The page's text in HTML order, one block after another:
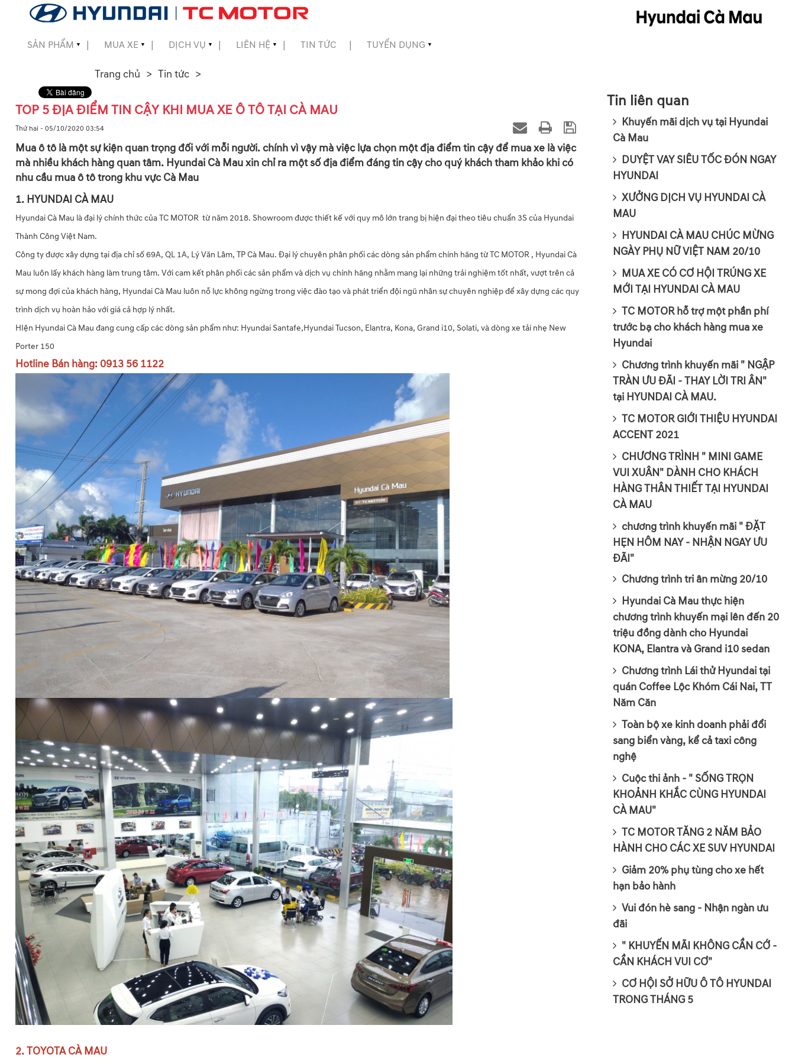
SẢN PHẨM ▼ MUA XE ▼ DỊCH VỤ ▼ LIÊN HỆ ▼ TIN TỨC TUYỂN DỤNG ▼
Trang chủ Tin tức
TOP 5 ĐỊA ĐIỂM TIN CẬY KHI MUA XE Ô TÔ TẠI CÀ MAU
Thứ hai - 05/10/2020 03:54
Mua ô tô là một sự kiện quan trọng đối với mỗi người. chính vì vậy mà việc lựa chọn một địa điểm tin cậy để mua xe là việc
mà nhiều khách hàng quan tâm. Hyundai Cà Mau xin chỉ ra một số địa điểm đáng tin cậy cho quý khách tham khảo khi có
nhu cầu mua ô tô trong khu vực Cà Mau
1. HYUNDAI CÀ MAU
Hyundai Cà Mau là đại lý chính thức của TC MOTOR từ năm 2018. Showroom được thiết kế với quy mô lớn trang bị hiện đại theo tiêu chuẩn 3S của Hyundai
Thành Công Việt Nam.
Công ty được xây dựng tại địa chỉ số 69A, QL 1A, Lý Văn Lâm, TP Cà Mau. Đại lý chuyên phân phối các dòng sản phẩm chính hãng từ TC MOTOR , Hyundai Cà
Mau luôn lấy khách hàng làm trung tâm. Với cam kết phân phối các sản phẩm và dịch vụ chính hãng nhằm mang lại những trải nghiệm tốt nhất, vượt trên cả
sự mong đợi của khách hàng, Hyundai Cà Mau luôn nỗ lực không ngừng trong việc đào tạo và phát triển đội ngũ nhân sự chuyên nghiệp để xây dựng các quy
trình dịch vụ hoàn hảo với giá cả hợp lý nhất.
HIện Hyundai Cà Mau đang cung cấp các dòng sản phẩm như: Hyundai Santafe,Hyundai Tucson, Elantra, Kona, Grand i10, Solati, và dòng xe tải nhẹ New
Porter 150
Hotline Bán hàng: 0913 56 1122
2. TOYOTA CÀ MAU
Tin liên quan
Khuyến mãi dịch vụ tại Hyundai
Cà Mau
DUYỆT VAY SIÊU TỐC ĐÓN NGAY
HYUNDAI
XƯỞNG DỊCH VỤ HYUNDAI CÀ
MAU
HYUNDAI CÀ MAU CHÚC MỪNG
NGÀY PHỤ NỮ VIỆT NAM 20/10
MUA XE CÓ CƠ HỘI TRÚNG XE
MỚI TẠI HYUNDAI CÀ MAU
TC MOTOR hỗ trợ một phần phí
trước bạ cho khách hàng mua xe
Hyundai
Chương trình khuyến mãi " NGẬP
TRÀN ƯU ĐÃI - THAY LỜI TRI ÂN"
tại HYUNDAI CÀ MAU.
TC MOTOR GIỚI THIỆU HYUNDAI
ACCENT 2021
CHƯƠNG TRÌNH " MINI GAME
VUI XUÂN" DÀNH CHO KHÁCH
HÀNG THÂN THIẾT TẠI HYUNDAI
CÀ MAU
chương trình khuyến mãi " ĐẶT
HẸN HÔM NAY - NHẬN NGAY ƯU
ĐÃI"
Chương trình tri ân mừng 20/10
Hyundai Cà Mau thực hiện
chương trình khuyến mại lên đến 20
triệu đồng dành cho Hyundai
KONA, Elantra và Grand i10 sedan
Chương trình Lái thử Hyundai tại
quán Coffee Lộc Khóm Cái Nai, TT
Năm Căn
Toàn bộ xe kinh doanh phải đổi
sang biển vàng, kể cả taxi công
nghệ
Cuộc thi ảnh - " SỐNG TRỌN
KHOẢNH KHẮC CÙNG HYUNDAI
CÀ MAU"
TC MOTOR TĂNG 2 NĂM BẢO
HÀNH CHO CÁC XE SUV HYUNDAI
Giảm 20% phụ tùng cho xe hết
hạn bảo hành
Vui đón hè sang - Nhận ngàn ưu
đãi
" KHUYẾN MÃI KHÔNG CẦN CỚ -
CẦN KHÁCH VUI CƠ"
CƠ HỘI SỞ HỮU Ô TÔ HYUNDAI
TRONG THÁNG 5